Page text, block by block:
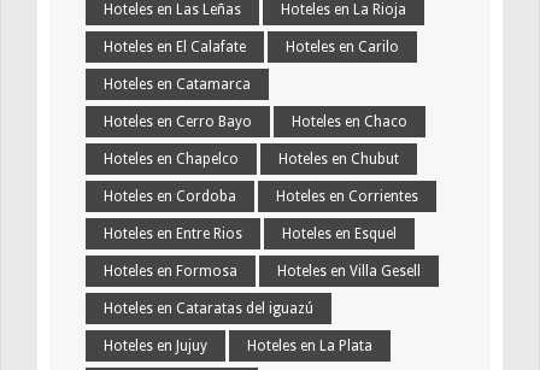
Hoteles en Las Leñas Hoteles en La Rioja
Hoteles en El Calafate Hoteles en Carilo
Hoteles en Catamarca
Hoteles en Cerro Bayo Hoteles en Chaco
Hoteles en Chapelco Hoteles en Chubut
Hoteles en Cordoba Hoteles en Corrientes
Hoteles en Entre Rios Hoteles en Esquel
Hoteles en Formosa Hoteles en Villa Gesell
Hoteles en Cataratas del iguazú
Hoteles en Jujuy Hoteles en La Plata